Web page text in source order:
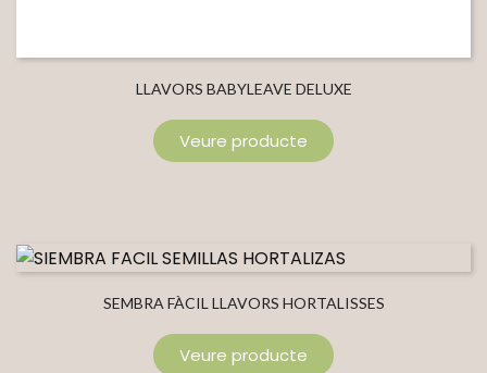
LLAVORS BABYLEAVE DELUXE
Veure producte
SEMBRA FÀCIL LLAVORS HORTALISSES
Veure producte